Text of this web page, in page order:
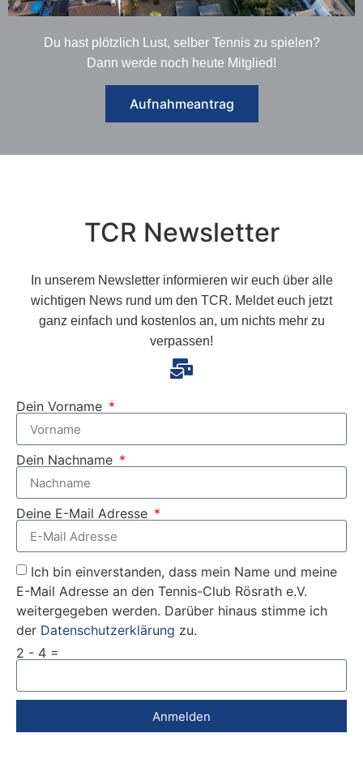
Du hast plötzlich Lust, selber Tennis zu spielen?
Dann werde noch heute Mitglied!
Aufnahmeantrag
TCR Newsletter
In unserem Newsletter informieren wir euch über alle
wichtigen News rund um den TCR. Meldet euch jetzt
ganz einfach und kostenlos an, um nichts mehr zu
verpassen!
Dein Vorname
Dein Nachname
Deine E-Mail Adresse
Ich bin einverstanden, dass mein Name und meine
E-Mail Adresse an den Tennis-Club Rösrath e.V.
weitergegeben werden. Darüber hinaus stimme ich
der Datenschutzerklärung zu.
2 - 4 =
Anmelden